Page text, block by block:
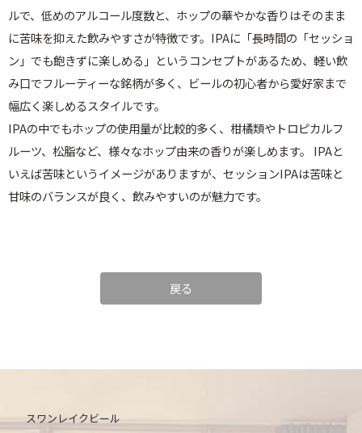
ルで、低めのアルコール度数と、ホップの華やかな香りはそのまま
に苦味を抑えた飲みやすさが特徴です。IPAに「長時間の「セッショ
ン」でも飽きずに楽しめる」というコンセプトがあるため、軽い飲
み口でフルーティーな銘柄が多く、ビールの初心者から愛好家まで
幅広く楽しめるスタイルです。
IPAの中でもホップの使用量が比較的多く、柑橘類やトロピカルフ
ルーツ、松脂など、様々なホップ由来の香りが楽しめます。 IPAと
いえば苦味というイメージがありますが、セッションIPAは苦味と
甘味のバランスが良く、飲みやすいのが魅力です。
戻る
スワンレイクビール